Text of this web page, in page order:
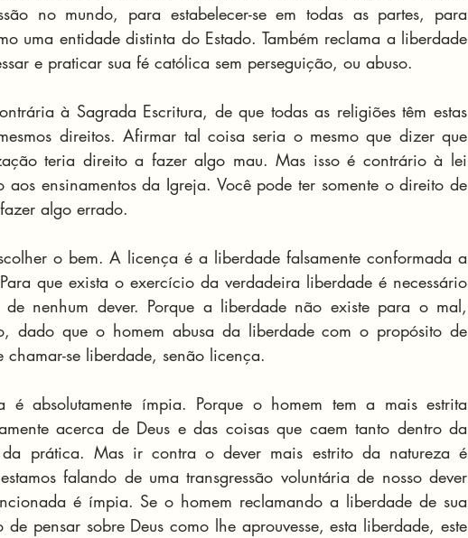
no mundo, para estabelecer-se em todas as partes, para
uma entidade distinta do Estado. Também reclama a liberdade
e praticar sua fé católica sem perseguição, ou abuso.
à Sagrada Escritura, de que todas as religiões têm estas
direitos. Afirmar tal coisa seria o mesmo que dizer que
teria direito a fazer algo mau. Mas isso é contrário à lei
ensinamentos da Igreja. Você pode ter somente o direito de
algo errado.
o bem. A licença é a liberdade falsamente conformada a
que exista o exercício da verdadeira liberdade é necessário
nenhum dever. Porque a liberdade não existe para o mal,
dado que o homem abusa da liberdade com o propósito de
se liberdade, senão licença.
é absolutamente ímpia. Porque o homem tem a mais estrita
acerca de Deus e das coisas que caem tanto dentro da
da prática. Mas ir contra o dever mais estrito da natureza é
falando de uma transgressão voluntária de nosso dever
é ímpia. Se o homem reclamando a liberdade de sua
pensar sobre Deus como lhe aprouvesse, esta liberdade, este